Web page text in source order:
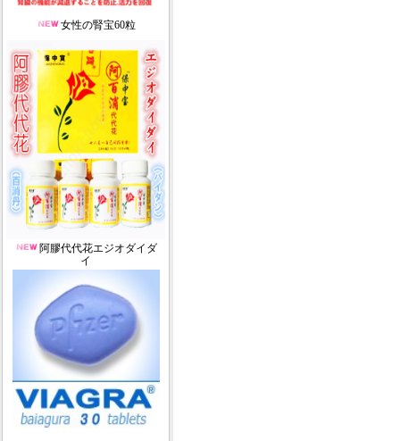
女性の腎宝60粒
阿膠代代花エジオダイダ
イ